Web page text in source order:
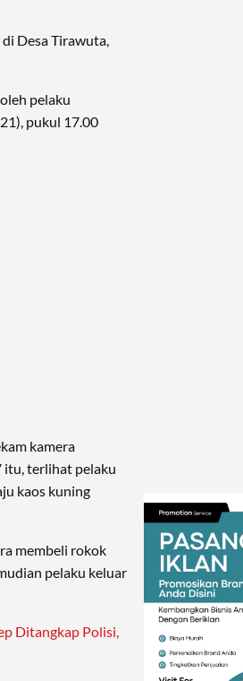
Desa Tirawuta,
pelaku
pukul 17.00
kamera
itu, terlihat pelaku
kaos kuning
membeli rokok
pelaku keluar
Ditangkap Polisi,